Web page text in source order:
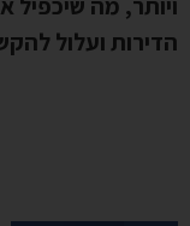
הדירות ועלול